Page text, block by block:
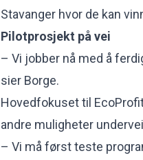
Stavanger hvor de kan
Pilotprosjekt på vei
– Vi jobber nå med å
sier Borge.
Hovedfokuset til
andre muligheter
– Vi må først teste